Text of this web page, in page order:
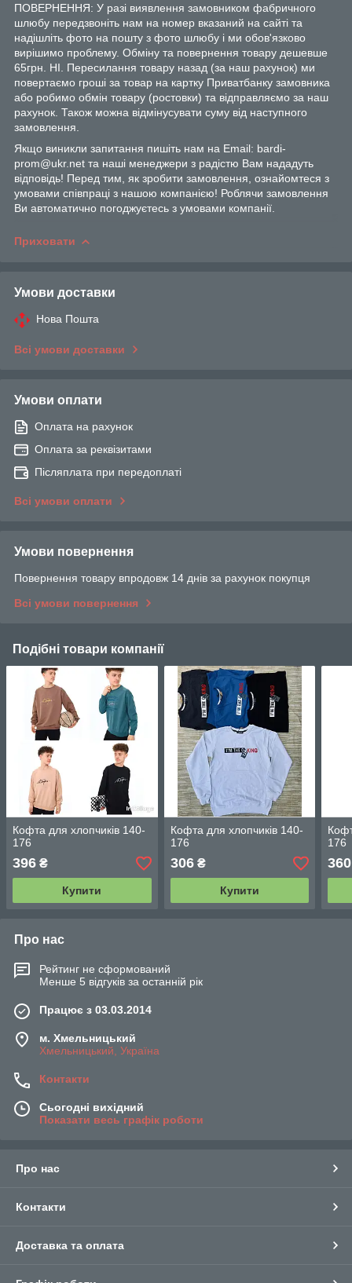
ПОВЕРНЕННЯ: У разі виявлення замовником фабричного
шлюбу передзвоніть нам на номер вказаний на сайті та
надішліть фото на пошту з фото шлюбу і ми обов'язково
вирішимо проблему. Обміну та повернення товару дешевше
65грн. НІ. Пересилання товару назад (за наш рахунок) ми
повертаємо гроші за товар на картку Приватбанку замовника
або робимо обмін товару (ростовки) та відправляємо за наш
рахунок. Також можна відмінусувати суму від наступного
замовлення.
Якщо виникли запитання пишіть нам на Email: bardi-
prom@ukr.net та наші менеджери з радістю Вам нададуть
відповідь! Перед тим, як зробити замовлення, ознайомтеся з
умовами співпраці з нашою компанією! Роблячи замовлення
Ви автоматично погоджуєтесь з умовами компанії.
Приховати
Умови доставки
Нова Пошта
Всі умови доставки
Умови оплати
Оплата на рахунок
Оплата за реквізитами
Післяплата при передоплаті
Всі умови оплати
Умови повернення
Повернення товару впродовж 14 днів за рахунок покупця
Всі умови повернення
Подібні товари компанії
Кофта для хлопчиків 140-
176
396 ₴
Купити
Кофта для хлопчиків 140-
176
306₴
Купити
176
360
Про нас
Рейтинг не сформований
Менше 5 відгуків за останній рік
Працює з 03.03.2014
м. Хмельницький
Хмельницький, Україна
Контакти
Сьогодні вихідний
Показати весь графік роботи
Про нас
Контакти
Доставка та оплата